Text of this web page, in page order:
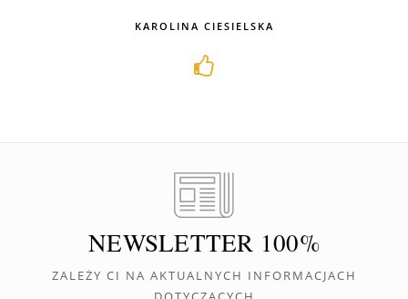
KAROLINA CIESIELSKA
NEWSLETTER 100%
ZALEŻY CI NA AKTUALNYCH INFORMACJACH